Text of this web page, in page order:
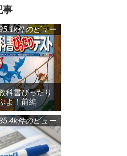
事
科書ぴったり
よ！前編
件のビュー
件のビュー